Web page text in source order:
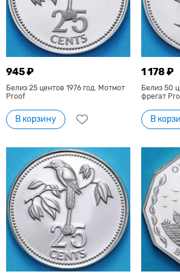
945 ₽
Белиз 25 центов 1976 год. Мотмот
Proof
В корзину
1 178 ₽
Белиз 50
фрегат
В